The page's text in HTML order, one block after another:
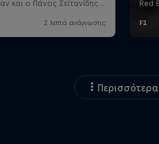
Περισσότερα